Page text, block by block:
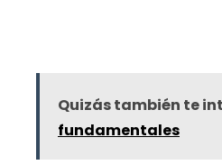
Quizás también te
fundamentales